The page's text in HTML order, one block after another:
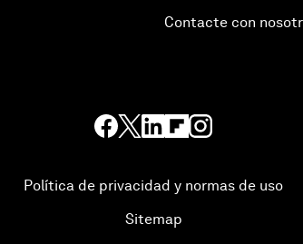
Contacte con
Política de privacidad y normas de uso
Sitemap